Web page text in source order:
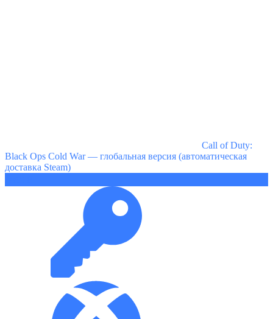
Call of Duty:
Black Ops Cold War — глобальная версия (автоматическая
доставка Steam)